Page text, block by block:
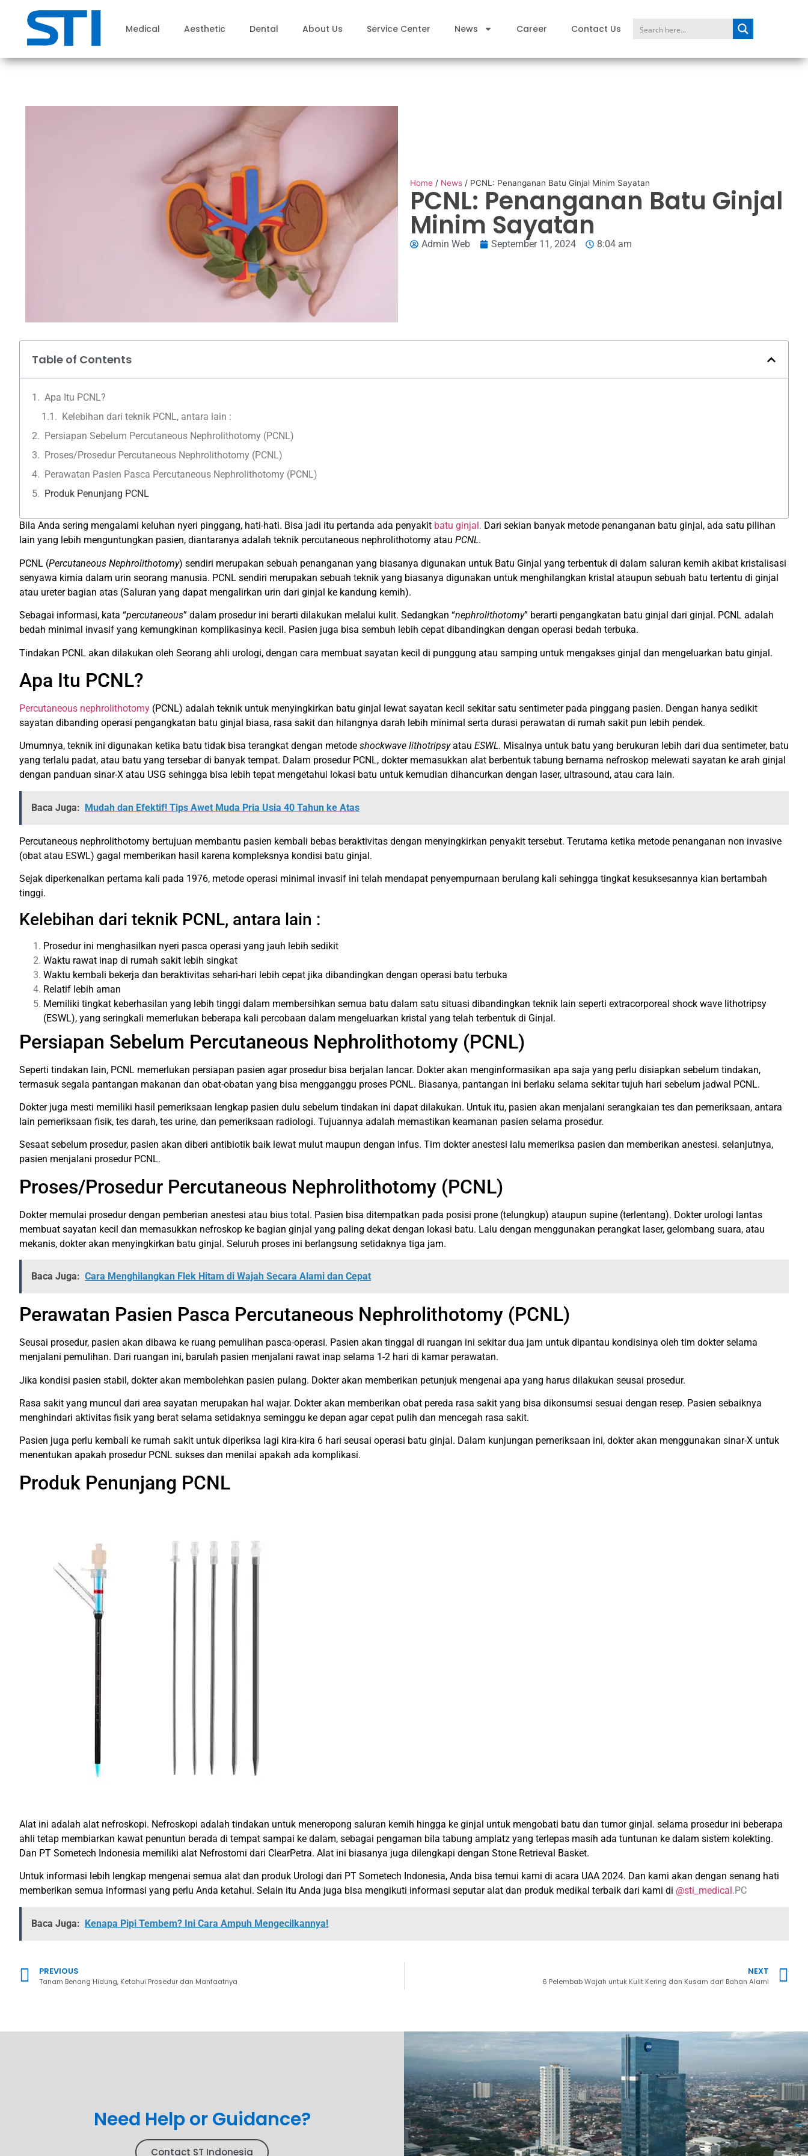
Medical Aesthetic Dental About Us Service Center News Career Contact Us
Home / News / PCNL: Penanganan Batu Ginjal Minim Sayatan
PCNL: Penanganan Batu Ginjal
Minim Sayatan
Admin Web September 11, 2024 8:04 am
Table of Contents
Apa Itu PCNL?
Kelebihan dari teknik PCNL, antara lain :
Persiapan Sebelum Percutaneous Nephrolithotomy (PCNL)
Proses/Prosedur Percutaneous Nephrolithotomy (PCNL)
Perawatan Pasien Pasca Percutaneous Nephrolithotomy (PCNL)
Produk Penunjang PCNL
Bila Anda sering mengalami keluhan nyeri pinggang, hati-hati. Bisa jadi itu pertanda ada penyakit batu ginjal . Dari sekian banyak metode penanganan batu ginjal, ada satu pilihan
lain yang lebih menguntungkan pasien, diantaranya adalah teknik percutaneous nephrolithotomy atau PCNL.
PCNL (Percutaneous Nephrolithotomy) sendiri merupakan sebuah penanganan yang biasanya digunakan untuk Batu Ginjal yang terbentuk di dalam saluran kemih akibat kristalisasi
senyawa kimia dalam urin seorang manusia. PCNL sendiri merupakan sebuah teknik yang biasanya digunakan untuk menghilangkan kristal ataupun sebuah batu tertentu di ginjal
atau ureter bagian atas (Saluran yang dapat mengalirkan urin dari ginjal ke kandung kemih).
Sebagai informasi, kata “percutaneous” dalam prosedur ini berarti dilakukan melalui kulit. Sedangkan “nephrolithotomy” berarti pengangkatan batu ginjal dari ginjal. PCNL adalah
bedah minimal invasif yang kemungkinan komplikasinya kecil. Pasien juga bisa sembuh lebih cepat dibandingkan dengan operasi bedah terbuka.
Tindakan PCNL akan dilakukan oleh Seorang ahli urologi, dengan cara membuat sayatan kecil di punggung atau samping untuk mengakses ginjal dan mengeluarkan batu ginjal.
Apa Itu PCNL?
Percutaneous nephrolithotomy (PCNL) adalah teknik untuk menyingkirkan batu ginjal lewat sayatan kecil sekitar satu sentimeter pada pinggang pasien. Dengan hanya sedikit
sayatan dibanding operasi pengangkatan batu ginjal biasa, rasa sakit dan hilangnya darah lebih minimal serta durasi perawatan di rumah sakit pun lebih pendek.
Umumnya, teknik ini digunakan ketika batu tidak bisa terangkat dengan metode shockwave lithotripsyatau ESWL. Misalnya untuk batu yang berukuran lebih dari dua sentimeter, batu
yang terlalu padat, atau batu yang tersebar di banyak tempat. Dalam prosedur PCNL, dokter memasukkan alat berbentuk tabung bernama nefroskop melewati sayatan ke arah ginjal
dengan panduan sinar-X atau USG sehingga bisa lebih tepat mengetahui lokasi batu untuk kemudian dihancurkan dengan laser, ultrasound, atau cara lain.
Baca Juga: Mudah dan Efektif! Tips Awet Muda Pria Usia 40 Tahun ke Atas
Percutaneous nephrolithotomy bertujuan membantu pasien kembali bebas beraktivitas dengan menyingkirkan penyakit tersebut. Terutama ketika metode penanganan non invasive
(obat atau ESWL) gagal memberikan hasil karena kompleksnya kondisi batu ginjal.
Sejak diperkenalkan pertama kali pada 1976, metode operasi minimal invasif ini telah mendapat penyempurnaan berulang kali sehingga tingkat kesuksesannya kian bertambah
tinggi.
Kelebihan dari teknik PCNL, antara lain :
Prosedur ini menghasilkan nyeri pasca operasi yang jauh lebih sedikit
Waktu rawat inap di rumah sakit lebih singkat
Waktu kembali bekerja dan beraktivitas sehari-hari lebih cepat jika dibandingkan dengan operasi batu terbuka
Relatif lebih aman
Memiliki tingkat keberhasilan yang lebih tinggi dalam membersihkan semua batu dalam satu situasi dibandingkan teknik lain seperti extracorporeal shock wave lithotripsy
(ESWL), yang seringkali memerlukan beberapa kali percobaan dalam mengeluarkan kristal yang telah terbentuk di Ginjal.
Persiapan Sebelum Percutaneous Nephrolithotomy (PCNL)
Seperti tindakan lain, PCNL memerlukan persiapan pasien agar prosedur bisa berjalan lancar. Dokter akan menginformasikan apa saja yang perlu disiapkan sebelum tindakan,
termasuk segala pantangan makanan dan obat-obatan yang bisa mengganggu proses PCNL. Biasanya, pantangan ini berlaku selama sekitar tujuh hari sebelum jadwal PCNL.
Dokter juga mesti memiliki hasil pemeriksaan lengkap pasien dulu sebelum tindakan ini dapat dilakukan. Untuk itu, pasien akan menjalani serangkaian tes dan pemeriksaan, antara
lain pemeriksaan fisik, tes darah, tes urine, dan pemeriksaan radiologi. Tujuannya adalah memastikan keamanan pasien selama prosedur.
Sesaat sebelum prosedur, pasien akan diberi antibiotik baik lewat mulut maupun dengan infus. Tim dokter anestesi lalu memeriksa pasien dan memberikan anestesi. selanjutnya,
pasien menjalani prosedur PCNL.
Proses/Prosedur Percutaneous Nephrolithotomy (PCNL)
Dokter memulai prosedur dengan pemberian anestesi atau bius total. Pasien bisa ditempatkan pada posisi prone (telungkup) ataupun supine (terlentang). Dokter urologi lantas
membuat sayatan kecil dan memasukkan nefroskop ke bagian ginjal yang paling dekat dengan lokasi batu. Lalu dengan menggunakan perangkat laser, gelombang suara, atau
mekanis, dokter akan menyingkirkan batu ginjal. Seluruh proses ini berlangsung setidaknya tiga jam.
Baca Juga: Cara Menghilangkan Flek Hitam di Wajah Secara Alami dan Cepat
Perawatan Pasien Pasca Percutaneous Nephrolithotomy (PCNL)
Seusai prosedur, pasien akan dibawa ke ruang pemulihan pasca-operasi. Pasien akan tinggal di ruangan ini sekitar dua jam untuk dipantau kondisinya oleh tim dokter selama
menjalani pemulihan. Dari ruangan ini, barulah pasien menjalani rawat inap selama 1-2 hari di kamar perawatan.
Jika kondisi pasien stabil, dokter akan membolehkan pasien pulang. Dokter akan memberikan petunjuk mengenai apa yang harus dilakukan seusai prosedur.
Rasa sakit yang muncul dari area sayatan merupakan hal wajar. Dokter akan memberikan obat pereda rasa sakit yang bisa dikonsumsi sesuai dengan resep. Pasien sebaiknya
menghindari aktivitas fisik yang berat selama setidaknya seminggu ke depan agar cepat pulih dan mencegah rasa sakit.
Pasien juga perlu kembali ke rumah sakit untuk diperiksa lagi kira-kira 6 hari seusai operasi batu ginjal. Dalam kunjungan pemeriksaan ini, dokter akan menggunakan sinar-X untuk
menentukan apakah prosedur PCNL sukses dan menilai apakah ada komplikasi.
Produk Penunjang PCNL
Alat ini adalah alat nefroskopi. Nefroskopi adalah tindakan untuk meneropong saluran kemih hingga ke ginjal untuk mengobati batu dan tumor ginjal. selama prosedur ini beberapa
ahli tetap membiarkan kawat penuntun berada di tempat sampai ke dalam, sebagai pengaman bila tabung amplatz yang terlepas masih ada tuntunan ke dalam sistem kolekting.
Dan PT Sometech Indonesia memiliki alat Nefrostomi dari ClearPetra. Alat ini biasanya juga dilengkapi dengan Stone Retrieval Basket.
Untuk informasi lebih lengkap mengenai semua alat dan produk Urologi dari PT Sometech Indonesia, Anda bisa temui kami di acara UAA 2024. Dan kami akan dengan senang hati
memberikan semua informasi yang perlu Anda ketahui. Selain itu Anda juga bisa mengikuti informasi seputar alat dan produk medikal terbaik dari kami di @sti_medical .PC
Baca Juga: Kenapa Pipi Tembem? Ini Cara Ampuh Mengecilkannya!
PREVIOUS
Tanam Benang Hidung, Ketahui Prosedur dan Manfaatnya
NEXT
6 Pelembab Wajah untuk Kulit Kering dan Kusam dari Bahan Alami
Need Help or Guidance?
Contact ST Indonesia